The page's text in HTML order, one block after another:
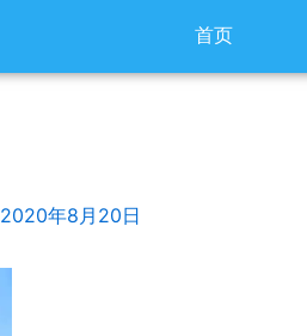
首页
2020年8月20日